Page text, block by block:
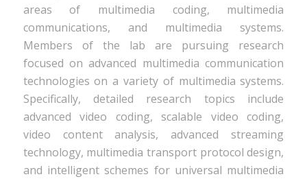
areas of multimedia coding, multimedia
communications, and multimedia systems.
Members of the lab are pursuing research
focused on advanced multimedia communication
technologies on a variety of multimedia systems.
Specifically, detailed research topics include
advanced video coding, scalable video coding,
video content analysis, advanced streaming
technology, multimedia transport protocol design,
and intelligent schemes for universal multimedia